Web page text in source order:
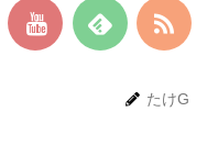
たけG